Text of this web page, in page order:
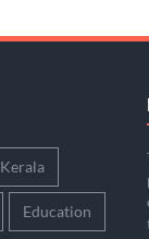
Kerala
Education